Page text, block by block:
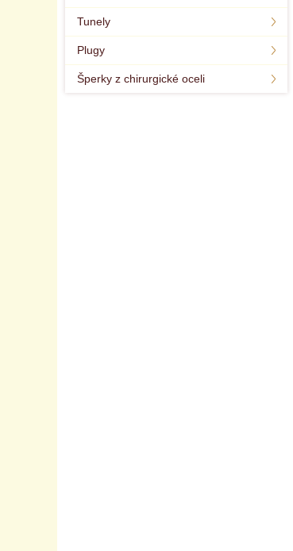
Tunely
Plugy
Šperky z chirurgické oceli